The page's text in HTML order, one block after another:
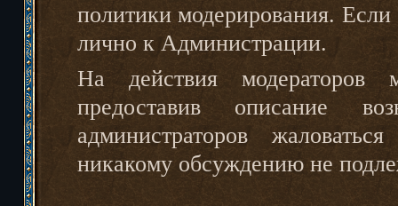
политики модеpиpования.
лично к Администрации.
На действия модераторов
предоставив описание
администраторов
никакому обсуждению не